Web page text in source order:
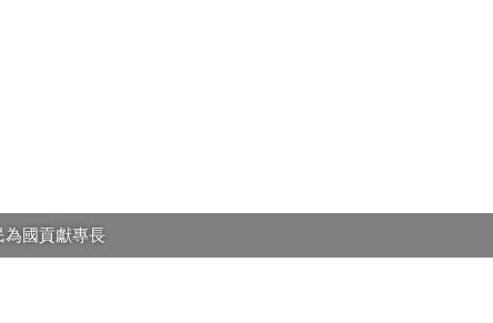
為國貢獻專長